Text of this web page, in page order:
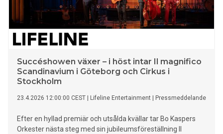
Succéshowen växer – i höst intar Il magnifico
Scandinavium i Göteborg och Cirkus i
Stockholm
23.4.2026 12:00:00 CEST Lifeline Entertainment Pressmeddelande
Efter en hyllad premiär och utsålda kvällar tar Bo Kaspers
Orkester nästa steg med sin jubileumsföreställning Il